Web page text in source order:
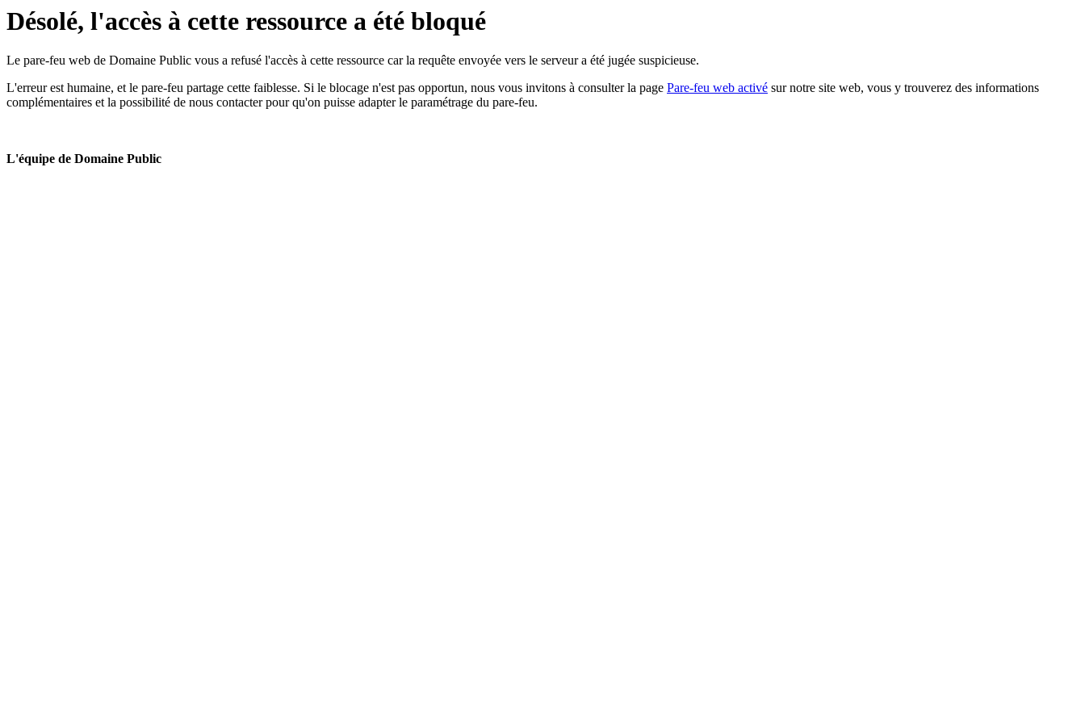
Désolé, l'accès à cette ressource a été bloqué
Le pare-feu web de Domaine Public vous a refusé l'accès à cette ressource car la requête envoyée vers le serveur a été jugée suspicieuse.
L'erreur est humaine, et le pare-feu partage cette faiblesse. Si le blocage n'est pas opportun, nous vous invitons à consulter la page Pare-feu web activé sur notre site web, vous y trouverez des informations
complémentaires et la possibilité de nous contacter pour qu'on puisse adapter le paramétrage du pare-feu.
L'équipe de Domaine Public